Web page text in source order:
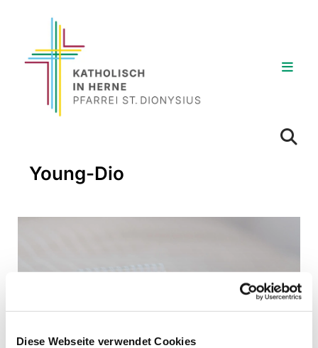
Diese Webseite verwendet Cookies
Young-Dio